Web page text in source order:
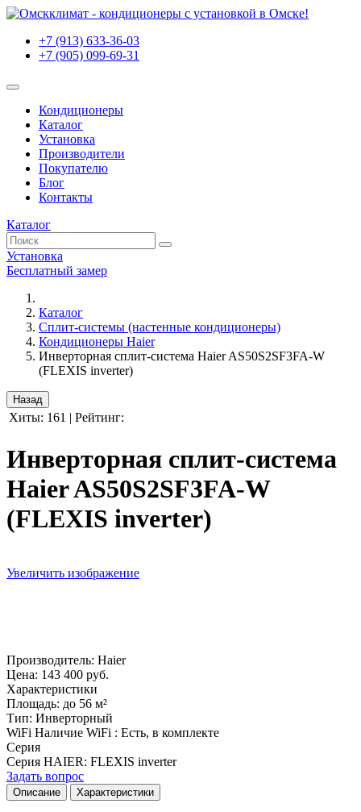
+7 (913) 633-36-03
+7 (905) 099-69-31
Кондиционеры
Каталог
Установка
Производители
Покупателю
Блог
Контакты
Каталог
Установка
Бесплатный замер
Каталог
Сплит-системы (настенные кондиционеры)
Кондиционеры Haier
Инверторная сплит-система Haier AS50S2SF3FA-W
(FLEXIS inverter)
Хиты: 161 | Рейтинг:
Инверторная сплит-система
Haier AS50S2SF3FA-W
(FLEXIS inverter)
Увеличить изображение
Производитель: Haier
Цена: 143 400 руб.
Характеристики
Площадь: до 56 м²
Тип: Инверторный
WiFi Наличие WiFi : Есть, в комплекте
Серия
Серия HAIER: FLEXIS inverter
Задать вопрос
Описание Характеристики